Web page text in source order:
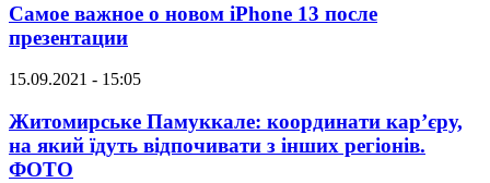
Самое важное о новом iPhone 13 после
презентации
15.09.2021 - 15:05
Житомирське Памуккале: координати кар’єру,
на який їдуть відпочивати з інших регіонів.
ФОТО